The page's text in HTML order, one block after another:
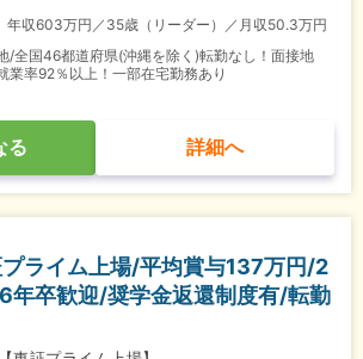
年収603万円／35歳（リーダー）／月収50.3万円
/全国46都道府県(沖縄を除く)転勤なし！面接地
業率92％以上！一部在宅勤務あり
る 詳細へ
プライム上場/平均賞与137万円/2
卒歓迎/奨学金返還制度有/転勤